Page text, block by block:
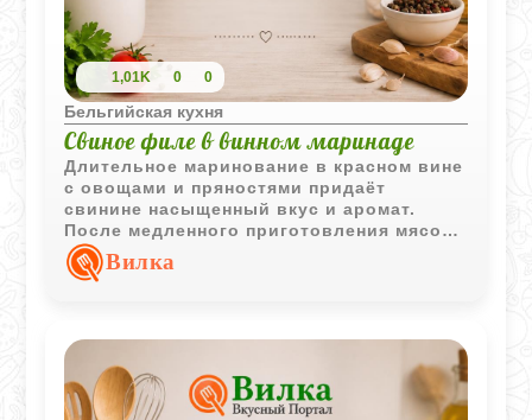
1,01K 0 0
Бельгийская кухня
Свиное филе в винном маринаде
Длительное маринование в красном вине
с овощами и пряностями придаёт
свинине насыщенный вкус и аромат.
После медленного приготовления мясо
получается сочным и хорошо сочетается
с кисло-сладким соусом и яблоками.
Вилка